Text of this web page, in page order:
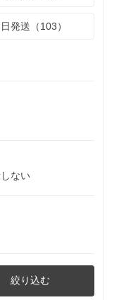
発送（103）
ない
絞り込む